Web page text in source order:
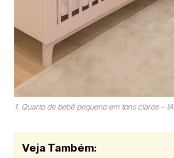
1. Quarto de bebê pequeno em tons claros – IA
Veja Também: